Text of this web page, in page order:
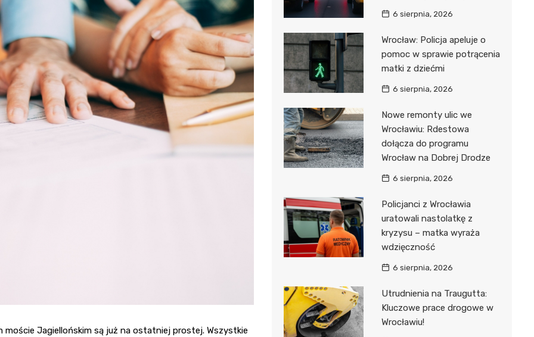
moście Jagiellońskim są już na ostatniej prostej. Wszystkie
6 sierpnia, 2026
Wrocław: Policja apeluje o
pomoc w sprawie potrącenia
matki z dziećmi
6 sierpnia, 2026
Nowe remonty ulic we
Wrocławiu: Rdestowa
dołącza do programu
Wrocław na Dobrej Drodze
6 sierpnia, 2026
Policjanci z Wrocławia
uratowali nastolatkę z
kryzysu – matka wyraża
wdzięczność
6 sierpnia, 2026
Utrudnienia na Traugutta:
Kluczowe prace drogowe w
Wrocławiu!